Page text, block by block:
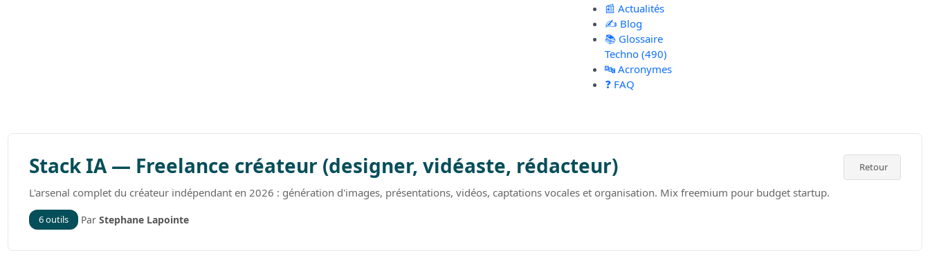
📰 Actualités
✍️ Blog
📚 Glossaire
Techno (490)
🔤 Acronymes
❓ FAQ
Stack IA — Freelance créateur (designer, vidéaste, rédacteur)
L'arsenal complet du créateur indépendant en 2026 : génération d'images, présentations, vidéos, captations vocales et organisation. Mix freemium pour budget startup.
6 outils ParStephane Lapointe
Retour